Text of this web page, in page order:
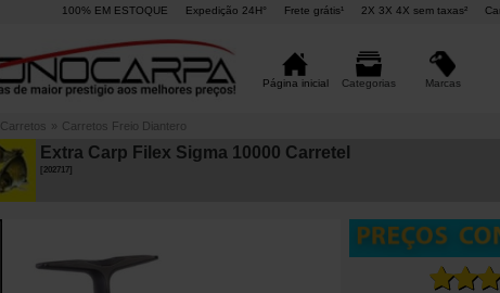
100% EM ESTOQUE Expedição 24H° Frete grátis¹ 2X 3X 4X sem taxas²
Página inicial Categorias Marcas
Carretos » Carretos Freio Diantero
Extra Carp Filex Sigma 10000 Carretel
202717]